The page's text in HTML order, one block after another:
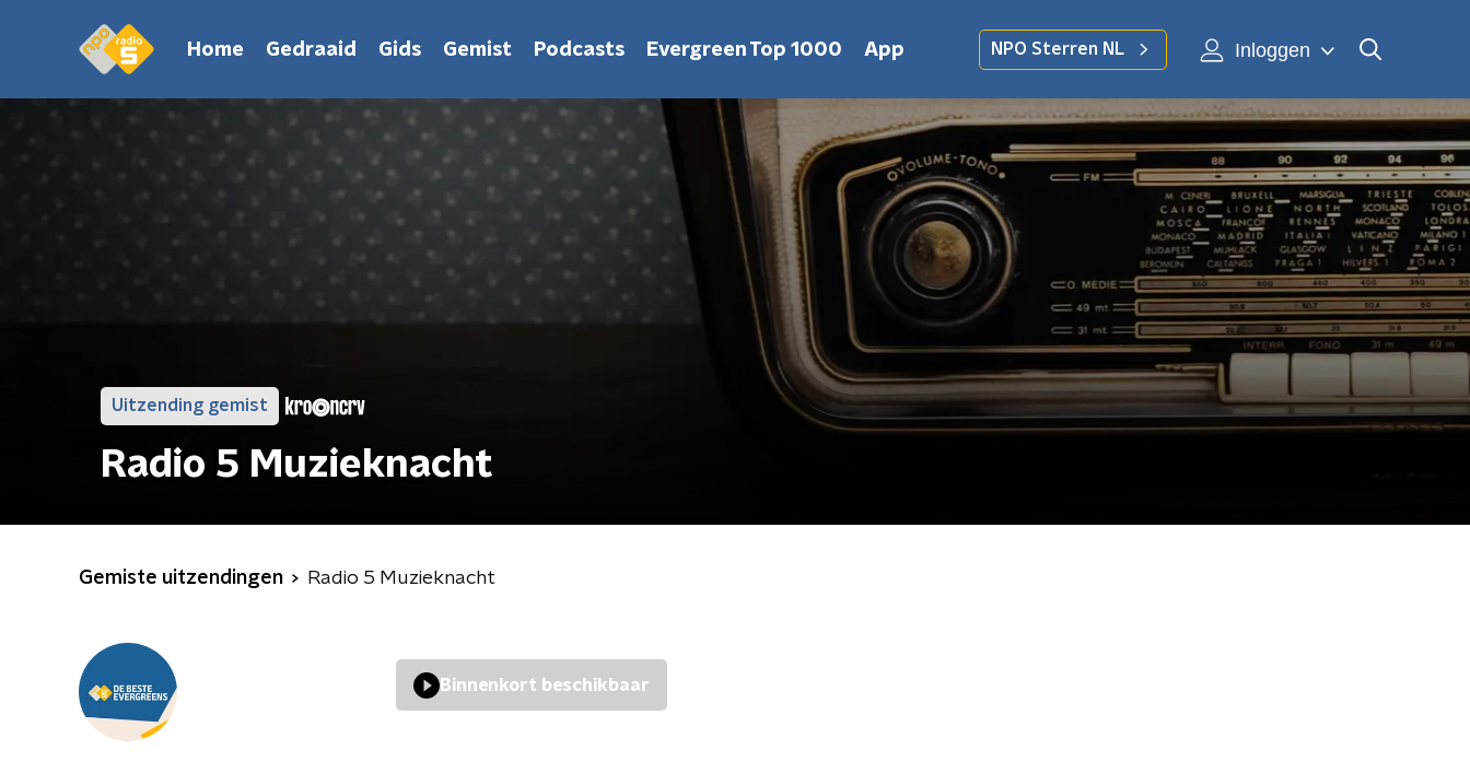
Home Gedraaid Gids Gemist Podcasts Evergreen Top 1000 App NPO Sterren NL Inloggen
Uitzending gemist
Radio 5 Muzieknacht
Gemiste uitzendingen Radio 5 Muzieknacht
Binnenkort beschikbaar